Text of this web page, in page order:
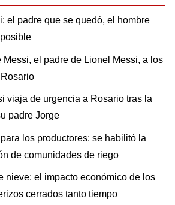
el padre que se quedó, el hombre
Messi, el padre de Lionel Messi, a los
viaja de urgencia a Rosario tras la
padre Jorge
los productores: se habilitó la
de comunidades de riego
nieve: el impacto económico de los
cerrados tanto tiempo